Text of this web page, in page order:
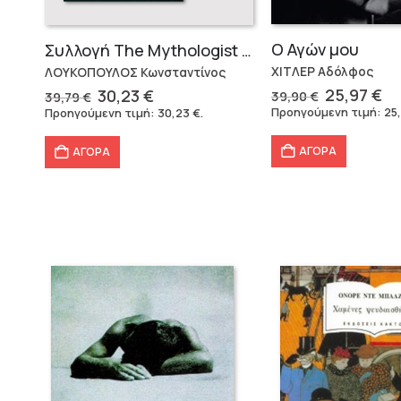
Συλλογή The Mythologist (2 βιβλία)
ΛΟΥΚΟΠΟΥΛΟΣ Κωνσταντίνος
39,79€ Original
price
was:
39,79 €.
30,23€
τρέχουσα
Προηγούμενη τιμή: 30,23€.
ΑΓΟΡΑ
Ο Αγών μου
ΧΙΤΛΕΡ Αδόλφος
39,90€ Original
price
39,90 €.
25,97 €Η
Προηγούμενη τιμή:
ΑΓΟΡΑ